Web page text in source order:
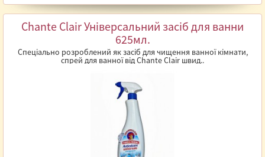
Chante Clair Універсальний засіб для ванни
625мл.
Спеціально розроблений як засіб для чищення ванної кімнати,
спрей для ванної від Chante Clair швид..